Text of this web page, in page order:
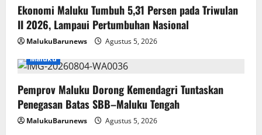
Ekonomi Maluku Tumbuh 5,31 Persen pada Triwulan
II 2026, Lampaui Pertumbuhan Nasional
MalukuBarunews
Agustus 5, 2026
Maluku
Pemprov Maluku Dorong Kemendagri Tuntaskan
Penegasan Batas SBB–Maluku Tengah
MalukuBarunews Agustus 5, 2026